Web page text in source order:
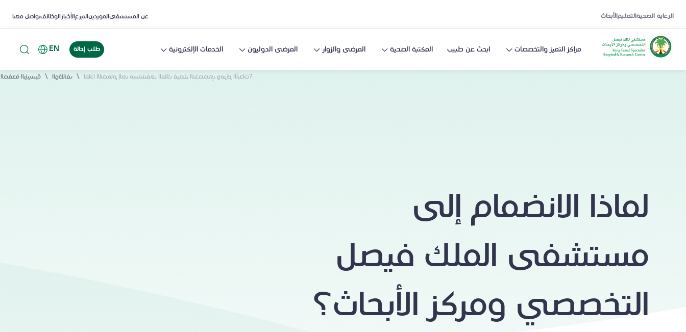
الرعاية الصحيةالتعليمالأبحاث عن المستشفىالموردينالتبرعالأخبارالوظائفتواصل معنا
مراكز التميز والتخصصات ابحث عن طبيب المكتبة الصحية المرضى والزوار المرضى الدوليون الخدمات الإلكترونية طلب إحالة EN
الصفحة الرئيسية / الوظائف / لماذا الانضمام إلى مستشفى الملك فيصل التخصصي ومركز الأبحاث؟
لماذا الانضمام إلى
مستشفى الملك فيصل
التخصصي ومركز الأبحاث؟